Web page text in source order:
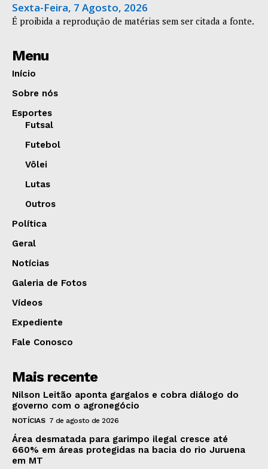
Sexta-Feira, 7 Agosto, 2026
É proibida a reprodução de matérias sem ser citada a fonte.
Menu
Início
Sobre nós
Esportes
Futsal
Futebol
Vôlei
Lutas
Outros
Política
Geral
Notícias
Galeria de Fotos
Vídeos
Expediente
Fale Conosco
Mais recente
Nilson Leitão aponta gargalos e cobra diálogo do
governo com o agronegócio
NOTÍCIAS 7 de agosto de 2026
Área desmatada para garimpo ilegal cresce até
660% em áreas protegidas na bacia do rio Juruena
em MT